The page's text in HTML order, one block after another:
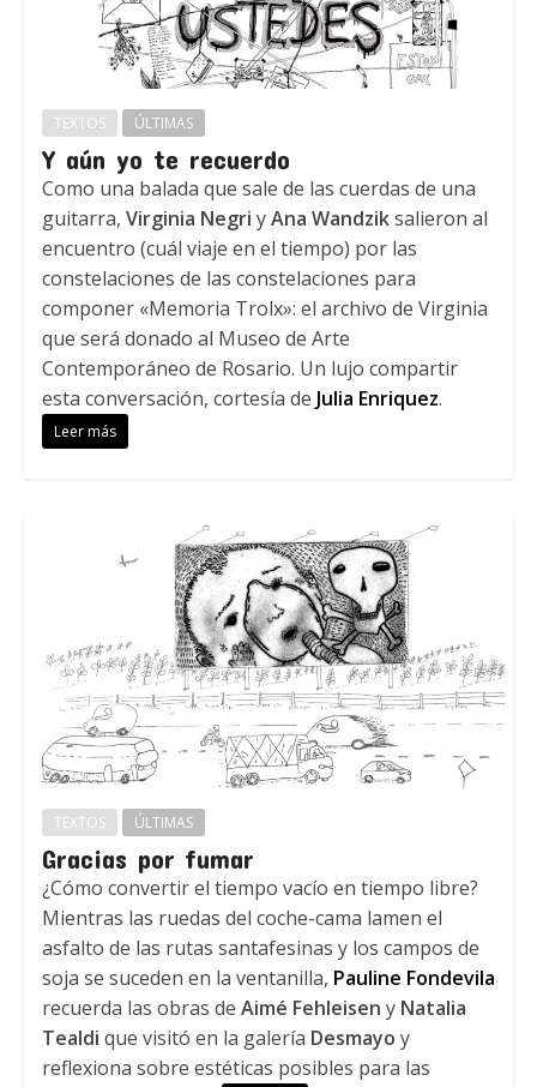
TEXTOS ÚLTIMAS
Y aún yo te recuerdo
Como una balada que sale de las cuerdas de una
guitarra, Virginia Negri yAna Wandziksalieron al
encuentro (cuál viaje en el tiempo) por las
constelaciones de las constelaciones para
componer «Memoria Trolx»: el archivo de Virginia
que será donado al Museo de Arte
Contemporáneo de Rosario. Un lujo compartir
esta conversación, cortesía de Julia Enriquez.
Leer más
TEXTOS ÚLTIMAS
Gracias por fumar
¿Cómo convertir el tiempo vacío en tiempo libre?
Mientras las ruedas del coche-cama lamen el
asfalto de las rutas santafesinas y los campos de
soja se suceden en la ventanilla, Pauline Fondevila
recuerda las obras de Aimé Fehleisen y Natalia
Tealdi que visitó en la galería Desmayo y
reflexiona sobre estéticas posibles para las